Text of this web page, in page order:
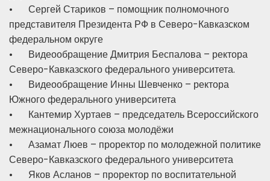
•
Сергей Стариков – помощник полномочного
представителя Президента РФ в Северо-Кавказском
федеральном округе
•
Видеообращение Дмитрия Беспалова – ректора
Северо-Кавказского федерального университета.
•
Видеообращение Инны Шевченко – ректора
Южного федерального университета
•
Кантемир Хуртаев – председатель Всероссийского
межнационального союза молодёжи
•
Азамат Люев – проректор по молодежной политике
Северо-Кавказского федерального университета
•
Яков Асланов – проректор по воспитательной